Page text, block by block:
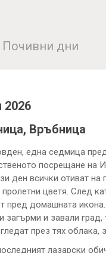
Почивни дни
2026
Връбница
една седмица
посрещане на
ден всички отиват на
цветя. След
пред домашната
загърми и завали
през тях облака,
лазарски